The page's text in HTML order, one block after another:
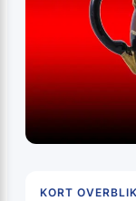
KORT OVERBLIK